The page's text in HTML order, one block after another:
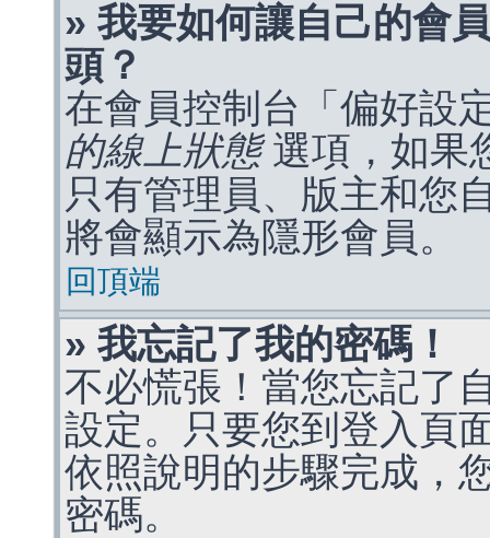
» 我要如何讓自己的會
頭？
在會員控制台「偏好設
的線上狀態選項，如果
只有管理員、版主和您
將會顯示為隱形會員。
回頂端
» 我忘記了我的密碼！
不必慌張！當您忘記了
設定。只要您到登入頁
依照說明的步驟完成，
密碼。